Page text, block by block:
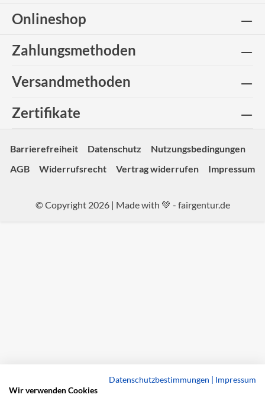
Onlineshop
Zahlungsmethoden
Versandmethoden
Zertifikate
Barrierefreiheit Datenschutz
Nutzungsbedingungen
AGB
Widerrufsrecht Vertrag widerrufen Impressum
© Copyright 2026 | Made with 💚 - fairgentur.de
Datenschutzbestimmungen | Impressum
Wir verwenden Cookies